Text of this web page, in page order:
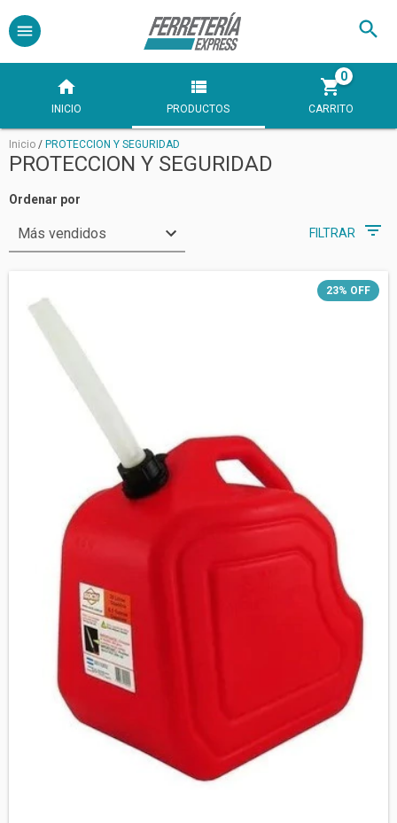
INICIO PRODUCTOS CARRITO
0
Inicio / PROTECCION Y SEGURIDAD
PROTECCION Y SEGURIDAD
Ordenar por
FILTRAR
23% OFF